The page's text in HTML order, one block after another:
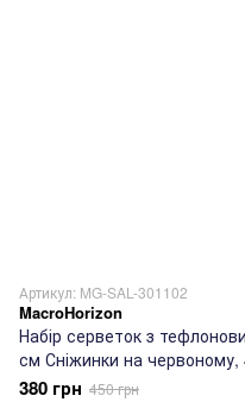
Артикул: MG-SAL-301102
MacroHorizon
Набір серветок з
см Сніжинки на
см
380 грн 450 грн